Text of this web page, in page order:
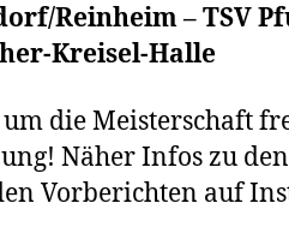
Reinheim – TSV
Kreisel-Halle
die Meisterschaft
Näher Infos zu
Vorberichten auf